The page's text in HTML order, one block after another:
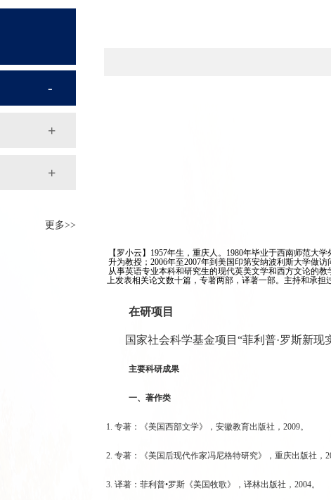
更多>>
【罗小云】1957年生，重庆人。1980年毕业于西南师范大
升为教授；2006年至2007年到美国印第安纳波利斯大学做
从事英语专业本科和研究生的现代英美文学和西方文论的
上发表相关论文数十篇，专著两部，译著一部。主持和承
在研项目
国家社会科学基金项目“菲利普·罗斯新现
主要科研成果
一、著作类
1. 专著：《美国西部文学》，安徽教育出版社，2009。
2. 专著：《美国后现代作家冯尼格特研究》，重庆出版社，
3. 译著：菲利普•罗斯《美国牧歌》，译林出版社，2004。